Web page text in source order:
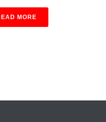
MORE